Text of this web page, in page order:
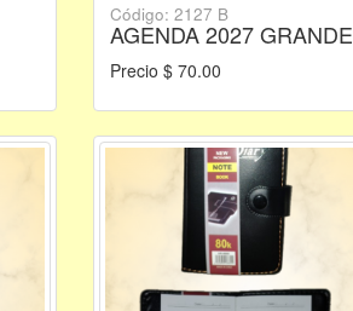
Código: 2127 B
AGENDA 2027 GRANDE
Precio $ 70.00